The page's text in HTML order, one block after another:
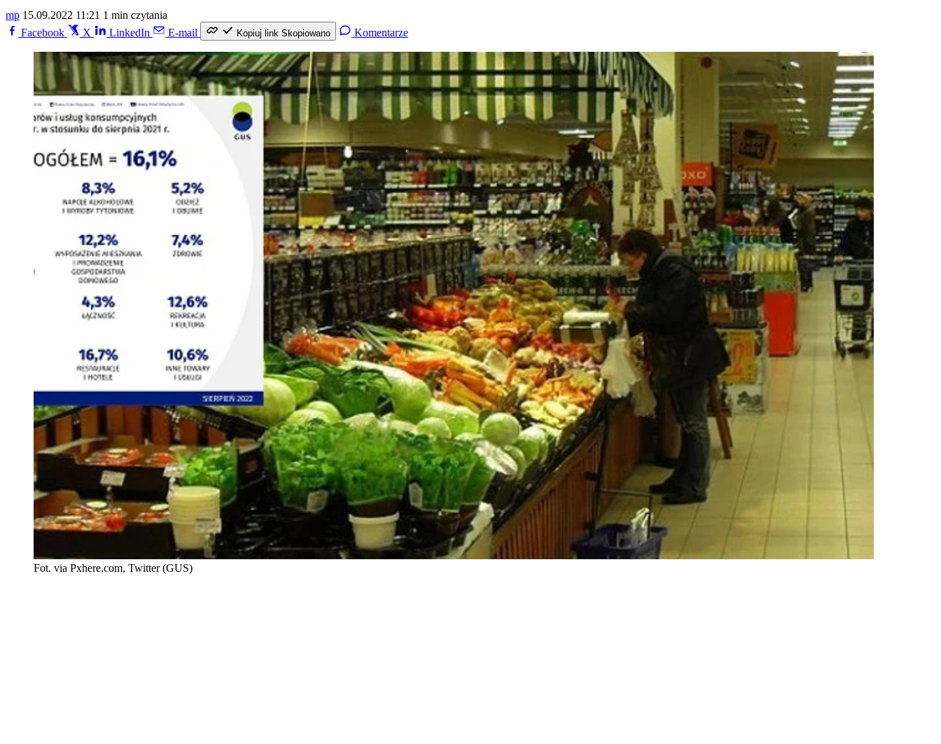
mp 15.09.2022 11:21 1 min czytania
Facebook
X LinkedIn E-mail Kopiuj link Skopiowano Komentarze
Fot. via Pxhere.com, Twitter (GUS)